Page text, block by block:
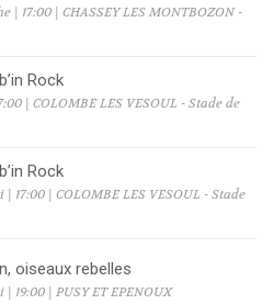
| 17:00 | CHASSEY LES MONTBOZON -
Rock
| COLOMBE LES VESOUL - Stade de
Rock
| 17:00 | COLOMBE LES VESOUL - Stade
oiseaux rebelles
| 19:00 | PUSY ET EPENOUX